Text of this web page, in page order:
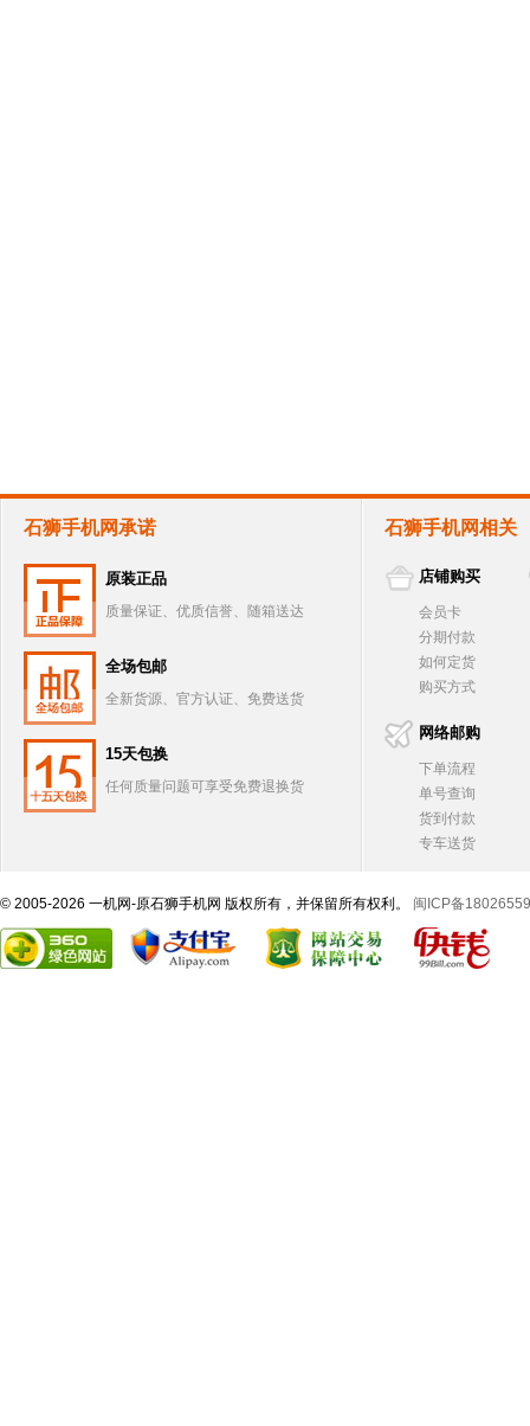
石狮手机网承诺
原装正品
质量保证、优质信誉、随箱送达
全场包邮
全新货源、官方认证、免费送货
15天包换
任何质量问题可享受免费退换货
石狮手机网相关
店铺购买
会员卡
分期付款
如何定货
购买方式
网络邮购
下单流程
单号查询
货到付款
专车送货
© 2005-2026 一机网-原石狮手机网 版权所有，并保留所有权利。 闽ICP备